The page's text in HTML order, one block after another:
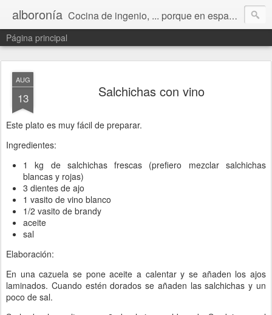
alboronía Cocina de ingenio, ... porque en español ingeniero viene de ingenio.
Página principal
AUG
13 Salchichas con vino
Este plato es muy fácil de preparar.
Ingredientes:
1 kg de salchichas frescas (prefiero mezclar salchichas
blancas y rojas)
3 dientes de ajo
1 vasito de vino blanco
1/2 vasito de brandy
aceite
sal
Elaboración:
En una cazuela se pone aceite a calentar y se añaden los ajos
laminados. Cuando estén dorados se añaden las salchichas y un
poco de sal.